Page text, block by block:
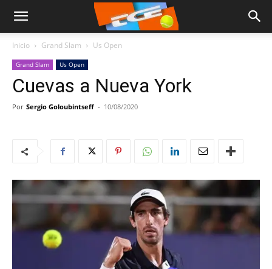
Inicio Grand Slam Us Open
Grand Slam Us Open
Cuevas a Nueva York
Por Sergio Goloubintseff - 10/08/2020